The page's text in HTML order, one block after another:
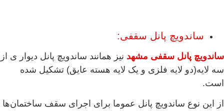
ساندویچ پانل سقفی:
ساندویچ پانل سقفی مشهد نیز همانند ساندویچ پانل دیوار ی از
سه لایه(دو لایه فلزی و یک لایه هسته عایق) تشکیل شده
است.
از این نوع ساندویچ پانل عموما برای اجرای سقف ساختمان‌ها